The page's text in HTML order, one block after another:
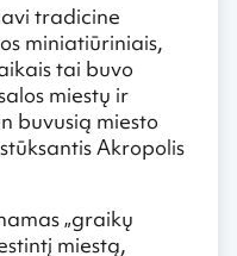
tradicine
miniatiūriniais,
tai buvo
miestų ir
buvusią miesto
Akropolis
„graikų
miestą,